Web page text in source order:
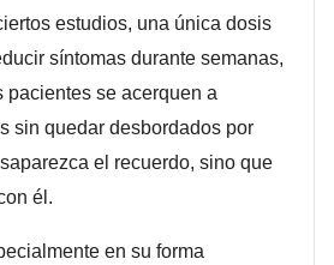
estudios, una única dosis
síntomas durante semanas,
pacientes se acerquen a
sin quedar desbordados por
el recuerdo, sino que
él.
en su forma